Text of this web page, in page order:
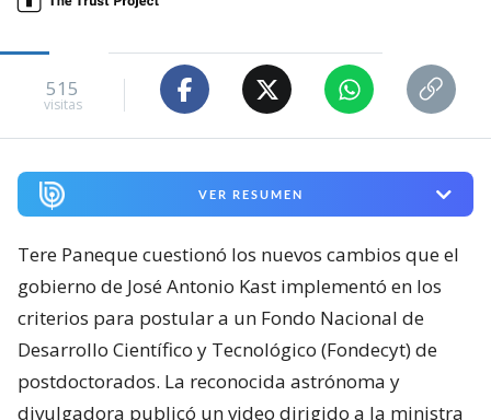
515
visitas
VER RESUMEN
Tere Paneque cuestionó los nuevos cambios que el
gobierno de José Antonio Kast implementó en los
criterios para postular a un Fondo Nacional de
Desarrollo Científico y Tecnológico (Fondecyt) de
postdoctorados. La reconocida astrónoma y
divulgadora publicó un video dirigido a la ministra